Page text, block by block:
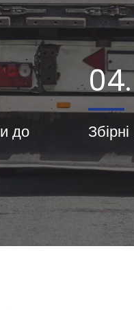
до
04.